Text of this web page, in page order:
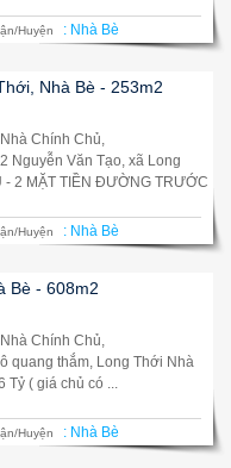
Huyện : Nhà Bè
Nhà Bè - 253m2
Chính Chủ,
Nguyễn Văn Tạo, xã Long
2 MẶT TIỀN ĐƯỜNG TRƯỚC
Huyện : Nhà Bè
Bè - 608m2
Chính Chủ,
quang thắm, Long Thới Nhà
Tỷ ( giá chủ có ...
Huyện : Nhà Bè